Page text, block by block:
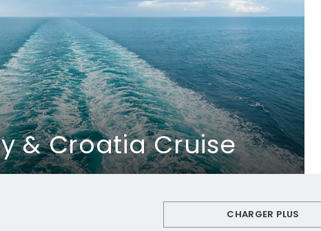
& Croatia Cruise
CHARGER PLUS